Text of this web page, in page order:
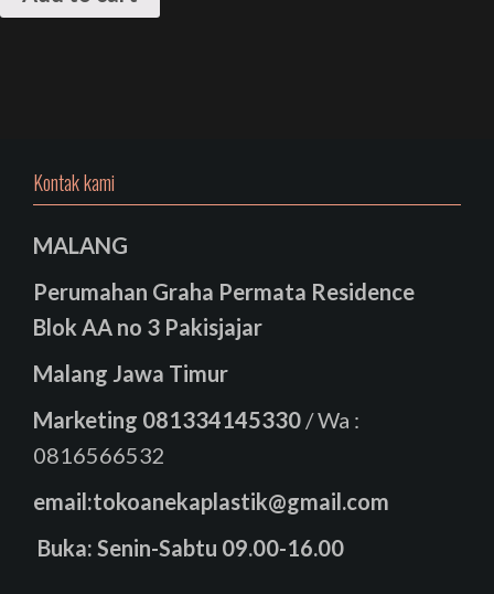
Kontak kami
MALANG
Perumahan Graha Permata Residence
Blok AA no 3 Pakisjajar
Malang Jawa Timur
Marketing 081334145330 / Wa :
0816566532
email:tokoanekaplastik@gmail.com
Buka: Senin-Sabtu 09.00-16.00